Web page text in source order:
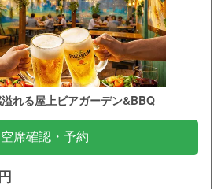
れる屋上ビアガーデン&BBQ
空席確認・予約